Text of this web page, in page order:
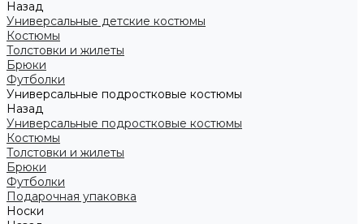
Назад
Универсальные детские костюмы
Костюмы
Толстовки и жилеты
Брюки
Футболки
Универсальные подростковые костюмы
Назад
Универсальные подростковые костюмы
Костюмы
Толстовки и жилеты
Брюки
Футболки
Подарочная упаковка
Носки